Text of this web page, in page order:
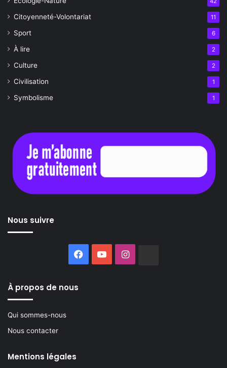
Citoyenneté-Volontariat 11
Sport 6
À lire 2
Culture 2
Civilisation 1
Symbolisme 1
Nous suivre
Facebook
YouTubeInstagram
À propos de nous
Qui sommes-nous
Nous contacter
Mentions légales